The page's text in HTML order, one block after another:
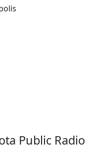
Public Radio